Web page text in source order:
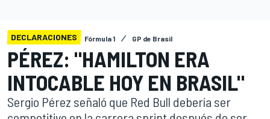
DECLARACIONES Fórmula 1 GP de Brasil
PÉREZ: "HAMILTON ERA
INTOCABLE HOY EN BRASIL"
Sergio Pérez señaló que Red Bull debería ser